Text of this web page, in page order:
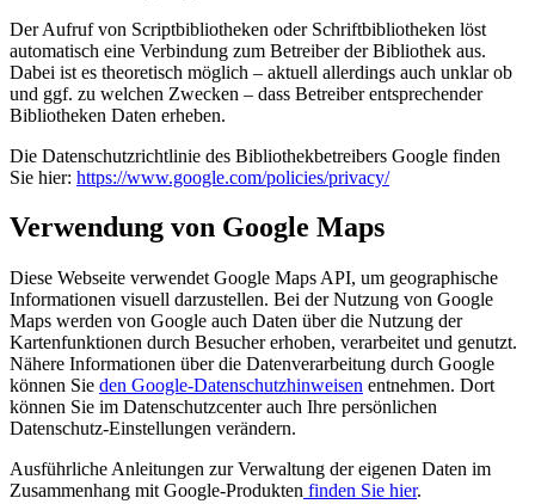
Der Aufruf von Scriptbibliotheken oder Schriftbibliotheken löst
automatisch eine Verbindung zum Betreiber der Bibliothek aus.
Dabei ist es theoretisch möglich – aktuell allerdings auch unklar ob
und ggf. zu welchen Zwecken – dass Betreiber entsprechender
Bibliotheken Daten erheben.
Die Datenschutzrichtlinie des Bibliothekbetreibers Google finden
Sie hier: https://www.google.com/policies/privacy/
Verwendung von Google Maps
Diese Webseite verwendet Google Maps API, um geographische
Informationen visuell darzustellen. Bei der Nutzung von Google
Maps werden von Google auch Daten über die Nutzung der
Kartenfunktionen durch Besucher erhoben, verarbeitet und genutzt.
Nähere Informationen über die Datenverarbeitung durch Google
können Sie den Google-Datenschutzhinweisen entnehmen. Dort
können Sie im Datenschutzcenter auch Ihre persönlichen
Datenschutz-Einstellungen verändern.
Ausführliche Anleitungen zur Verwaltung der eigenen Daten im
Zusammenhang mit Google-Produkten finden Sie hier.